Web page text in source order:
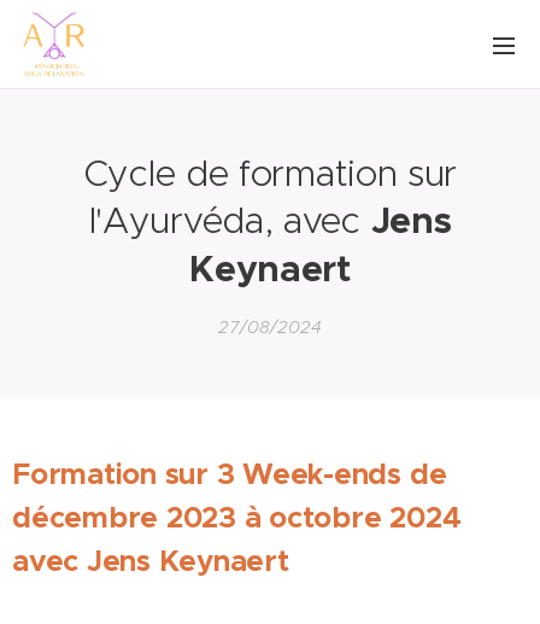
Cycle de formation sur
l'Ayurvéda, avec Jens
Keynaert
27/08/2024
Formation sur 3 Week-ends de
décembre 2023 à octobre 2024
avec Jens Keynaert